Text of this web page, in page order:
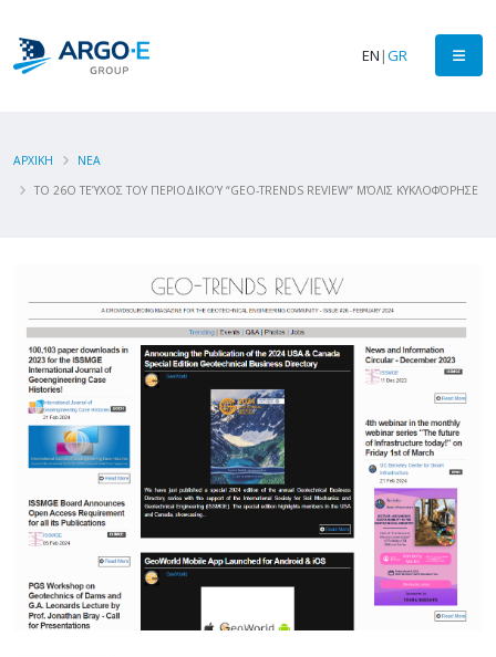
EN |GR
ΑΡΧΙΚΗ
ΝΕΑ
ΤΟ 26O ΤΕΎΧΟΣ ΤΟΥ ΠΕΡΙΟΔΙΚΟΎ “GEO-TRENDS REVIEW” ΜΌΛΙΣ ΚΥΚΛΟΦΌΡΗΣΕ